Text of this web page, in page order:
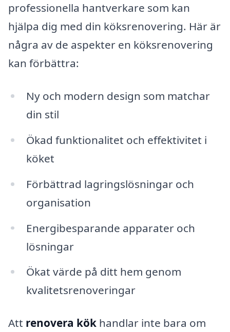
professionella hantverkare som kan
hjälpa dig med din köksrenovering. Här är
några av de aspekter en köksrenovering
kan förbättra:
Ny och modern design som matchar
din stil
Ökad funktionalitet och effektivitet i
köket
Förbättrad lagringslösningar och
organisation
Energibesparande apparater och
lösningar
Ökat värde på ditt hem genom
kvalitetsrenoveringar
Att renovera kök handlar inte bara om